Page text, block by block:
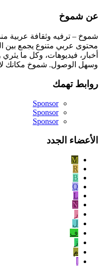
عن شموخ
محتوى عربي متنوع يجمع بين
أخبار، فيديوهات، وكل ما
وسهل الوصول. شموخ مكانك
روابط تهمك
Sponsor
Sponsor
Sponsor
الأعضاء الجدد
M
R
B
Q
L
N
ر
ل
ف
ز
م